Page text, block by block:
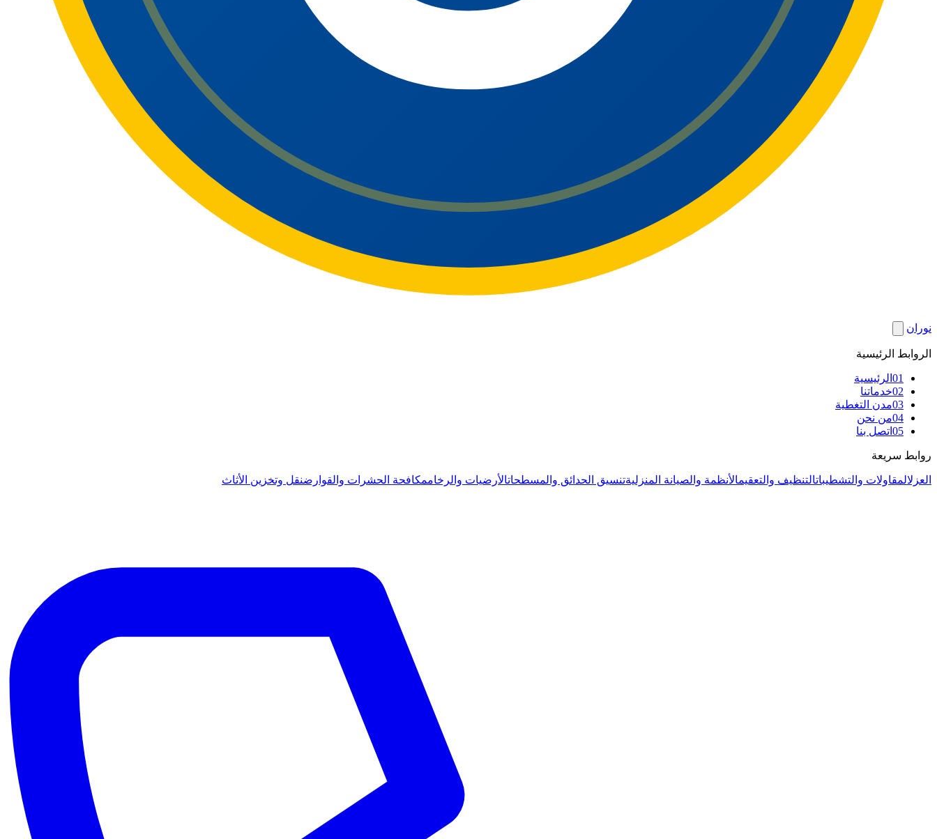
نوران
الروابط الرئيسية
01 الرئيسية
02خدماتنا
03مدن التغطية
04من نحن
05 اتصل بنا
روابط سريعة
العزلالمقاولات والتشطيباتالتنظيف والتعقيمالأنظمة والصيانة المنزليةتنسيق الحدائق والمسطحاتالأرضيات والرخاممكافحة الحشرات والقوارضنقل وتخزين الأثاث